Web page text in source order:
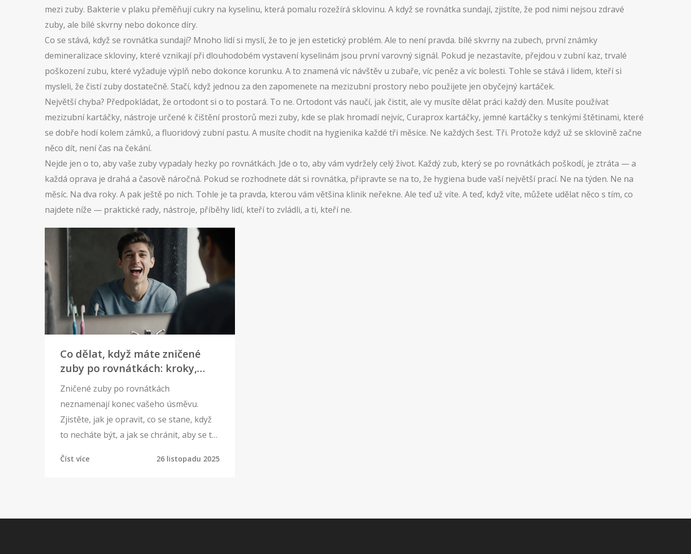
mezi zuby. Bakterie v plaku přeměňují cukry na kyselinu, která pomalu rozežírá sklovinu. A když se rovnátka sundají, zjistíte, že pod nimi nejsou zdravé
zuby, ale bílé skvrny nebo dokonce díry.
Co se stává, když se rovnátka sundají? Mnoho lidí si myslí, že to je jen estetický problém. Ale to není pravda. bílé skvrny na zubech, první známky
demineralizace skloviny, které vznikají při dlouhodobém vystavení kyselinám jsou první varovný signál. Pokud je nezastavíte, přejdou v zubní kaz, trvalé
poškození zubu, které vyžaduje výplň nebo dokonce korunku. A to znamená víc návštěv u zubaře, víc peněz a víc bolesti. Tohle se stává i lidem, kteří si
mysleli, že čistí zuby dostatečně. Stačí, když jednou za den zapomenete na mezizubní prostory nebo použijete jen obyčejný kartáček.
Největší chyba? Předpokládat, že ortodont si o to postará. To ne. Ortodont vás naučí, jak čistit, ale vy musíte dělat práci každý den. Musíte používat
mezizubní kartáčky, nástroje určené k čištění prostorů mezi zuby, kde se plak hromadí nejvíc, Curaprox kartáčky, jemné kartáčky s tenkými štětinami, které
se dobře hodí kolem zámků, a fluoridový zubní pastu. A musíte chodit na hygienika každé tři měsíce. Ne každých šest. Tři. Protože když už se sklovině začne
něco dít, není čas na čekání.
Nejde jen o to, aby vaše zuby vypadaly hezky po rovnátkách. Jde o to, aby vám vydržely celý život. Každý zub, který se po rovnátkách poškodí, je ztráta — a
každá oprava je drahá a časově náročná. Pokud se rozhodnete dát si rovnátka, připravte se na to, že hygiena bude vaší největší prací. Ne na týden. Ne na
měsíc. Na dva roky. A pak ještě po nich. Tohle je ta pravda, kterou vám většina klinik neřekne. Ale teď už víte. A teď, když víte, můžete udělat něco s tím, co
najdete níže — praktické rady, nástroje, příběhy lidí, kteří to zvládli, a ti, kteří ne.
Co dělat, když máte zničené
zuby po rovnátkách: kroky,
které zachrání váš úsměv
Zničené zuby po rovnátkách
neznamenají konec vašeho úsměvu.
Zjistěte, jak je opravit, co se stane, když
to necháte být, a jak se chránit, aby se to
Číst více 26 listopadu 2025